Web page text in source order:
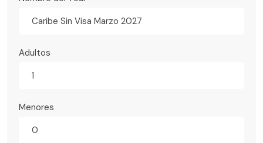
Caribe Sin Visa Marzo 2027
Adultos
Menores